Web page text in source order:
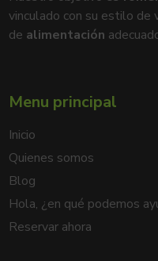
vinculado con su estilo de
de alimentación
Menu principal
Inicio
Quienes somos
Blog
Hola, ¿en qué podemos
Reservar ahora